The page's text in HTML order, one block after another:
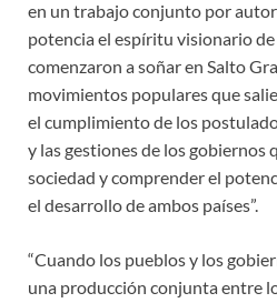
en un trabajo conjunto por
potencia el espíritu visionario
comenzaron a soñar en Salto
movimientos populares que
el cumplimiento de los
y las gestiones de los gobiernos
sociedad y comprender el
el desarrollo de ambos países”.
“Cuando los pueblos y los
una producción conjunta entre